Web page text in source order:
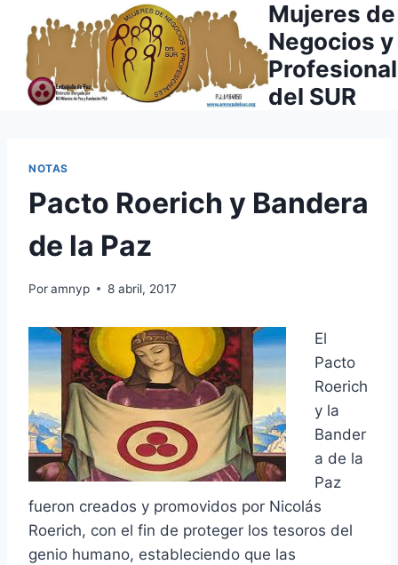
contenido
Mujeres de
Negocios y
del SUR
NOTAS
Pacto Roerich y Bandera
de la Paz
Poramnyp 8 abril, 2017
El
Pacto
Roerich
y la
Bander
a de la
Paz
fueron creados y promovidos por Nicolás
Roerich, con el fin de proteger los tesoros del
genio humano, estableciendo que las